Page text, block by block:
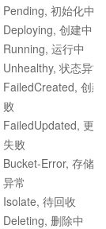
Pending, 初始化中
Deploying, 创建中
Running, 运行中
Unhealthy, 状态异常
FailedCreated, 创建
败
FailedUpdated, 更新
失败
Bucket-Error, 存储桶
异常
Isolate, 待回收
Deleting, 删除中